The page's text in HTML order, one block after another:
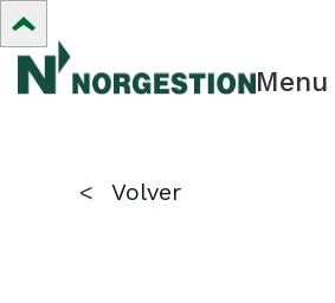
Menu
< Volver